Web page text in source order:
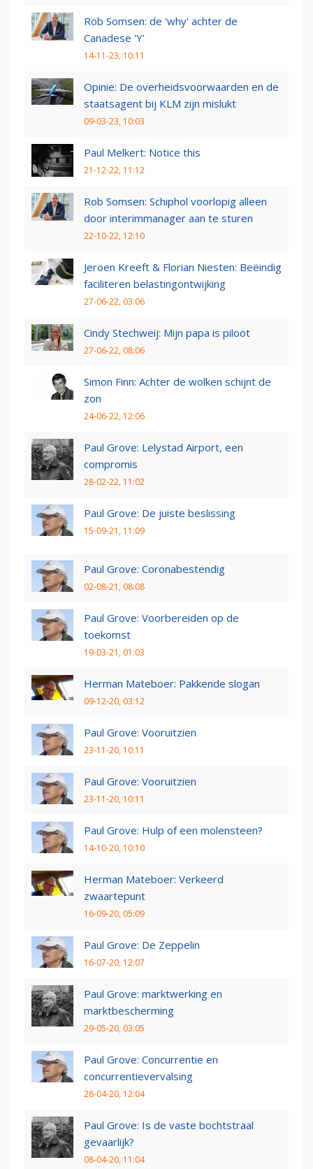
Rob Somsen: de 'why' achter de
Canadese 'Y'
14-11-23, 10:11
Opinie: De overheidsvoorwaarden en de
staatsagent bij KLM zijn mislukt
09-03-23, 10:03
Paul Melkert: Notice this
21-12-22, 11:12
Rob Somsen: Schiphol voorlopig alleen
door interimmanager aan te sturen
22-10-22, 12:10
Jeroen Kreeft & Florian Niesten: Beëindig
faciliteren belastingontwijking
27-06-22, 03:06
Cindy Stechweij: Mijn papa is piloot
27-06-22, 08:06
Simon Finn: Achter de wolken schijnt de
zon
24-06-22, 12:06
Paul Grove: Lelystad Airport, een
compromis
28-02-22, 11:02
Paul Grove: De juiste beslissing
15-09-21, 11:09
Paul Grove: Coronabestendig
02-08-21, 08:08
Paul Grove: Voorbereiden op de
toekomst
19-03-21, 01:03
Herman Mateboer: Pakkende slogan
09-12-20, 03:12
Paul Grove: Vooruitzien
23-11-20, 10:11
Paul Grove: Vooruitzien
23-11-20, 10:11
Paul Grove: Hulp of een molensteen?
14-10-20, 10:10
Herman Mateboer: Verkeerd
zwaartepunt
16-09-20, 05:09
Paul Grove: De Zeppelin
16-07-20, 12:07
Paul Grove: marktwerking en
marktbescherming
29-05-20, 03:05
Paul Grove: Concurrentie en
concurrentievervalsing
28-04-20, 12:04
Paul Grove: Is de vaste bochtstraal
gevaarlijk?
08-04-20, 11:04